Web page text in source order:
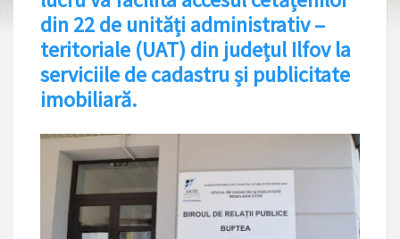
din 22 de unități administrativ –
teritoriale (UAT) din județul Ilfov la
serviciile de cadastru și publicitate
imobiliară.